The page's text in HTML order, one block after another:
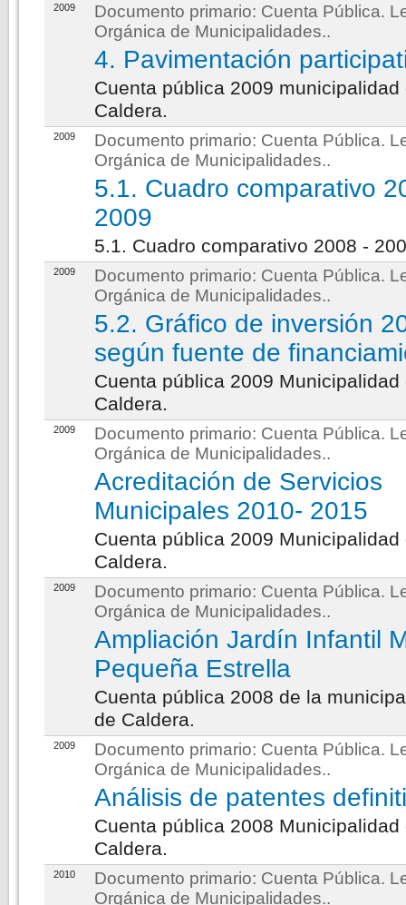
2009 Documento primario: Cuenta Pública.
Orgánica de Municipalidades..
4. Pavimentación
Cuenta pública 2009 municipalidad
Caldera.
2009 Documento primario: Cuenta Pública.
Orgánica de Municipalidades..
5.1. Cuadro comparativo
2009
5.1. Cuadro comparativo 2008 -
2009 Documento primario: Cuenta Pública.
Orgánica de Municipalidades..
5.2. Gráfico de inversión
según fuente de
Cuenta pública 2009 Municipalidad
Caldera.
2009 Documento primario: Cuenta Pública.
Orgánica de Municipalidades..
Acreditación de Servicios
Municipales 2010- 2015
Cuenta pública 2009 Municipalidad
Caldera.
2009 Documento primario: Cuenta Pública.
Orgánica de Municipalidades..
Ampliación Jardín Infantil
Pequeña Estrella
Cuenta pública 2008 de la
de Caldera.
2009 Documento primario: Cuenta Pública.
Orgánica de Municipalidades..
Análisis de patentes
Cuenta pública 2008 Municipalidad
Caldera.
2010 Documento primario: Cuenta Pública.
Orgánica de Municipalidades..